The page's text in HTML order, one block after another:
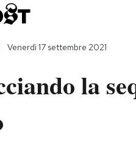
Venerdì 17 settembre 2021
la